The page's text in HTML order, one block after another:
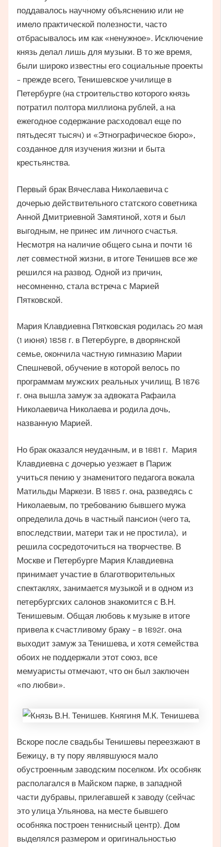
поддавалось научному объяснению или не
имело практической полезности, часто
отбрасывалось им как «ненужное». Исключение
князь делал лишь для музыки. В то же время,
были широко известны его социальные проекты
– прежде всего, Тенишевское училище в
Петербурге (на строительство которого князь
потратил полтора миллиона рублей, а на
ежегодное содержание расходовал еще по
пятьдесят тысяч) и «Этнографическое бюро»,
созданное для изучения жизни и быта
крестьянства.
Первый брак Вячеслава Николаевича с
дочерью действительного статского советника
Анной Дмитриевной Замятиной, хотя и был
выгодным, не принес им личного счастья.
Несмотря на наличие общего сына и почти 16
лет совместной жизни, в итоге Тенишев все же
решился на развод. Одной из причин,
несомненно, стала встреча с Марией
Пятковской.
Мария Клавдиевна Пятковская родилась 20 мая
(1 июня) 1858 г. в Петербурге, в дворянской
семье, окончила частную гимназию Марии
Спешневой, обучение в которой велось по
программам мужских реальных училищ. В 1876
г. она вышла замуж за адвоката Рафаила
Николаевича Николаева и родила дочь,
названную Марией.
Но брак оказался неудачным, и в 1881 г. Мария
Клавдиевна с дочерью уезжает в Париж
учиться пению у знаменитого педагога вокала
Матильды Маркези. В 1885 г. она, разведясь с
Николаевым, по требованию бывшего мужа
определила дочь в частный пансион (чего та,
впоследствии, матери так и не простила), и
решила сосредоточиться на творчестве. В
Москве и Петербурге Мария Клавдиевна
принимает участие в благотворительных
спектаклях, занимается музыкой и в одном из
петербургских салонов знакомится с В.Н.
Тенишевым. Общая любовь к музыке в итоге
привела к счастливому браку – в 1892г. она
выходит замуж за Тенишева, и хотя семейства
обоих не поддержали этот союз, все
мемуаристы отмечают, что он был заключен
«по любви».
Вскоре после свадьбы Тенишевы переезжают в
Бежицу, в ту пору являвшуюся мало
обустроенным заводским поселком. Их особняк
располагался в Майском парке, в западной
части дубравы, прилегавшей к заводу (сейчас
это улица Ульянова, на месте бывшего
особняка построен теннисный центр). Дом
выделялся размером и оригинальностью